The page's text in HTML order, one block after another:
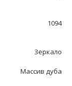
1094
Зеркало
Массив дуба